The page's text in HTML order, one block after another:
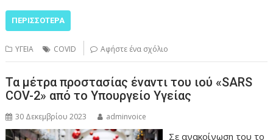
ΠΕΡΙΣΣΌΤΕΡΑ
ΥΓΕΙΑ COVID Αφήστε ένα σχόλιο
Τα μέτρα προστασίας έναντι του ιού «SARS
COV-2» από το Υπουργείο Υγείας
30 Δεκεμβρίου 2023 adminvoice
Σε ανακοίνωση του το